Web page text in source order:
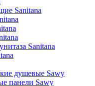
Sanitana
Sanitana
душевые Sawy
панели Sawy